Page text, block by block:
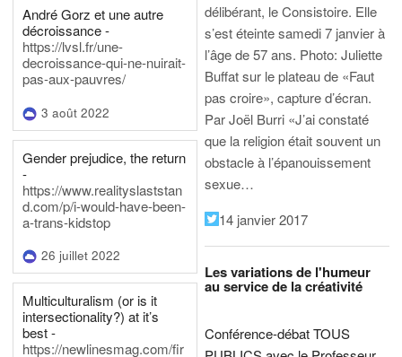
André Gorz et une autre
décroissance -
https://lvsl.fr/une-
decroissance-qui-ne-nuirait-
pas-aux-pauvres/
3 août 2022
Gender prejudice, the return
-
https://www.realityslaststan
d.com/p/i-would-have-been-
a-trans-kidstop
26 juillet 2022
Multiculturalism (or is it
intersectionality?) at it’s
best -
https://newlinesmag.com/fir
délibérant, le Consistoire. Elle
s’est éteinte samedi 7 janvier à
l’âge de 57 ans. Photo: Juliette
Buffat sur le plateau de «Faut
pas croire», capture d’écran.
Par Joël Burri «J’ai constaté
que la religion était souvent un
obstacle à l’épanouissement
sexue…
14 janvier 2017
Les variations de l'humeur
au service de la créativité
Conférence-débat TOUS